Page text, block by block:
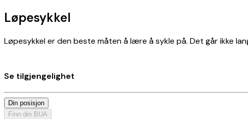
Løpesykkel
Løpesykkel er den beste måten å lære å sykle på. Det går ikke
Se tilgjengelighet
Din posisjon
Finn din BUA